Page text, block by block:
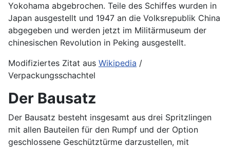
Yokohama abgebrochen. Teile des Schiffes wurden in
Japan ausgestellt und 1947 an die Volksrepublik China
abgegeben und werden jetzt im Militärmuseum der
chinesischen Revolution in Peking ausgestellt.
Modifiziertes Zitat aus Wikipedia /
Verpackungsschachtel
Der Bausatz
Der Bausatz besteht insgesamt aus drei Spritzlingen
mit allen Bauteilen für den Rumpf und der Option
geschlossene Geschütztürme darzustellen, mit